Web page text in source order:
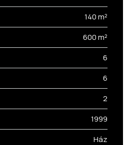
140 m²
600 m²
6
6
2
1999
Ház